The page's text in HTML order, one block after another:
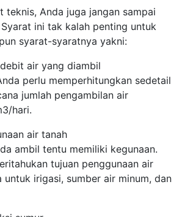
teknis, Anda juga jangan sampai
ini tak kalah penting untuk
syarat-syaratnya yakni:
air yang diambil
perlu memperhitungkan sedetail
jumlah pengambilan air
hari.
air tanah
ambil tentu memiliki kegunaan.
tujuan penggunaan air
untuk irigasi, sumber air minum, dan